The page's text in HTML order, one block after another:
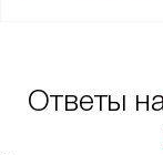
Ответы